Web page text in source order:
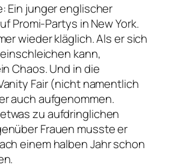
Ein junger englischer
Promi-Partys in New York.
wieder kläglich. Als er sich
kann,
Chaos. Und in die
Fair (nicht namentlich
auch aufgenommen.
zu aufdringlichen
Frauen musste er
einem halben Jahr schon